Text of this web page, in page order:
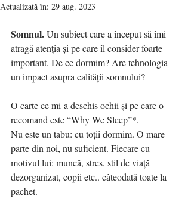
Actualizată în: 29 aug. 2023
Somnul. Un subiect care a început să îmi
atragă atenția și pe care îl consider foarte
important. De ce dormim? Are tehnologia
un impact asupra calității somnului?
O carte ce mi-a deschis ochii și pe care o
recomand este “Why We Sleep”*.
Nu este un tabu: cu toții dormim. O mare
parte din noi, nu suficient. Fiecare cu
motivul lui: muncă, stres, stil de viață
dezorganizat, copii etc.. câteodată toate la
pachet.